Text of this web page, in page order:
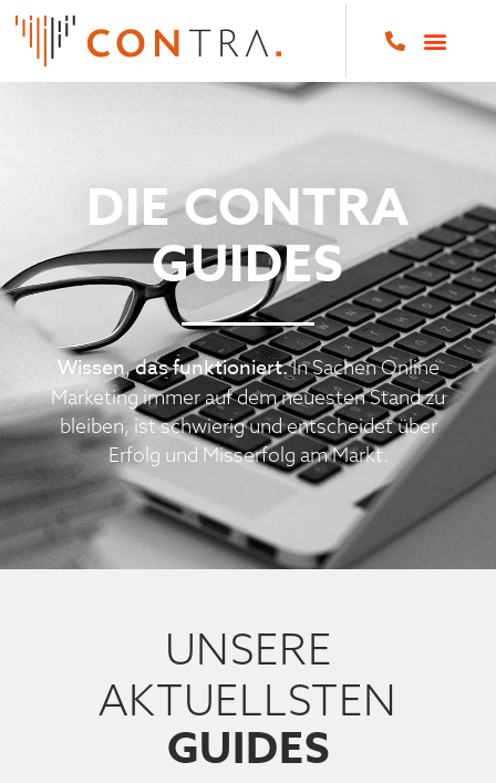
DIE CONTRA
GUIDES
Wissen, das funktioniert.In Sachen Online
Marketing immer auf dem neuesten Stand zu
bleiben, ist schwierig und entscheidet über
Erfolg und Misserfolg am Markt.
UNSERE
AKTUELLSTEN
GUIDES